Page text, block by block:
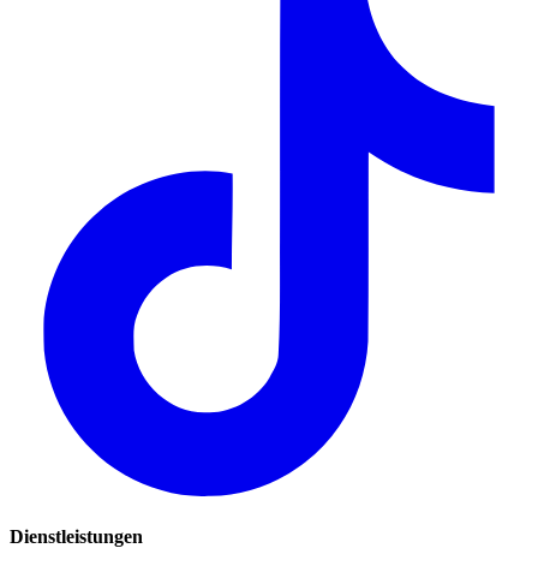
Dienstleistungen